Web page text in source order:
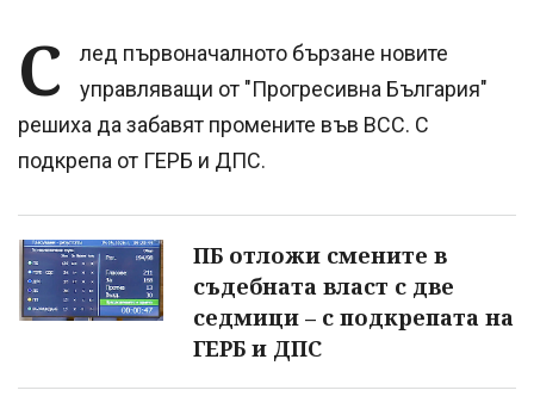
С
лед първоначалното бързане новите
управляващи от "Прогресивна България"
решиха да забавят промените във ВСС. С
подкрепа от ГЕРБ и ДПС.
ПБ отложи смените в
съдебната власт с две
седмици – с подкрепата на
ГЕРБ и ДПС